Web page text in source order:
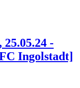
-
Ingolstadt]